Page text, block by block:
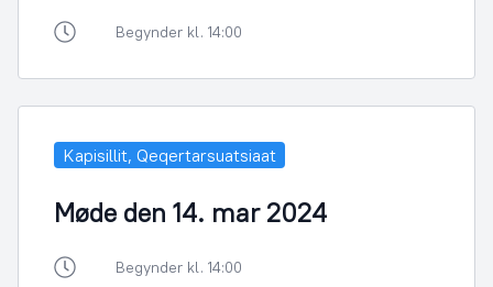
Begynder kl. 14:00
Kapisillit, Qeqertarsuatsiaat
Møde den 14. mar 2024
Begynder kl. 14:00